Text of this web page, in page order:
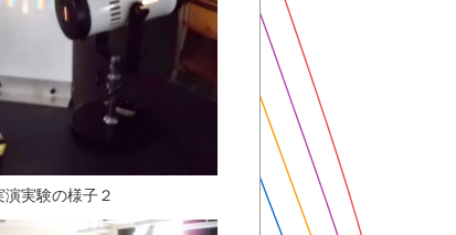
演実験の様子２